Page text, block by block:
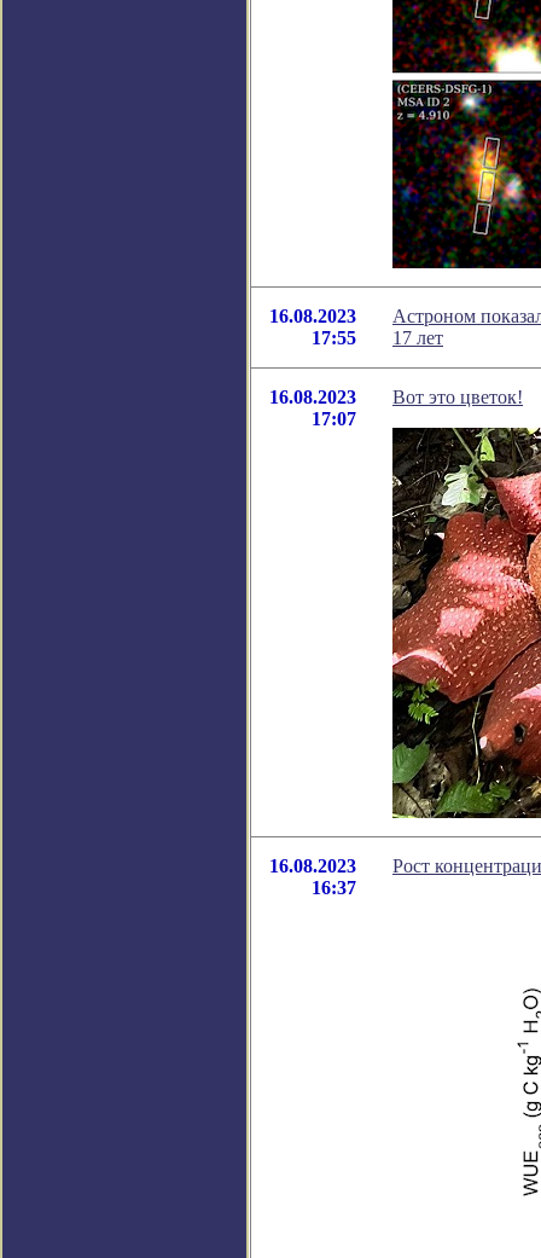
16.08.2023
17:55
Астроном
17 лет
16.08.2023
17:07
Вот это цветок!
16.08.2023
16:37
Рост